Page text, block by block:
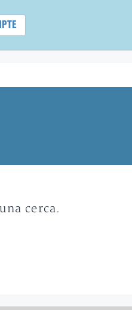
cerca.